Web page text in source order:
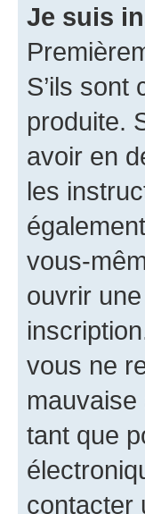
Je suis
S’ils sont
produite.
avoir en
les
vous-
ouvrir
vous ne
tant que
contacter